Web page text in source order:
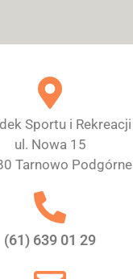
Sportu i Rekreacji
ul. Nowa 15
Tarnowo Podgórne
(61) 639 01 29